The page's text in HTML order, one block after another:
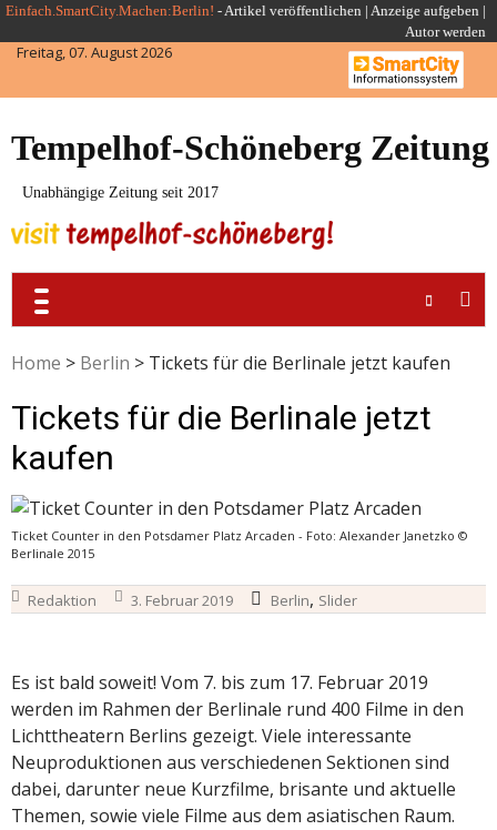
Skip
to
content
Einfach.SmartCity.Machen:Berlin! -Artikel veröffentlichen | Anzeige aufgeben |
Autor werden
Freitag, 07. August 2026
Tempelhof-Schöneberg Zeitung
Unabhängige Zeitung seit 2017
Home > Berlin > Tickets für die Berlinale jetzt kaufen
Tickets für die Berlinale jetzt
kaufen
Ticket Counter in den Potsdamer Platz Arcaden - Foto: Alexander Janetzko ©
Berlinale 2015
Redaktion 3. Februar 2019 Berlin, Slider
Es ist bald soweit! Vom 7. bis zum 17. Februar 2019
werden im Rahmen der Berlinale rund 400 Filme in den
Lichttheatern Berlins gezeigt. Viele interessante
Neuproduktionen aus verschiedenen Sektionen sind
dabei, darunter neue Kurzfilme, brisante und aktuelle
Themen, sowie viele Filme aus dem asiatischen Raum.